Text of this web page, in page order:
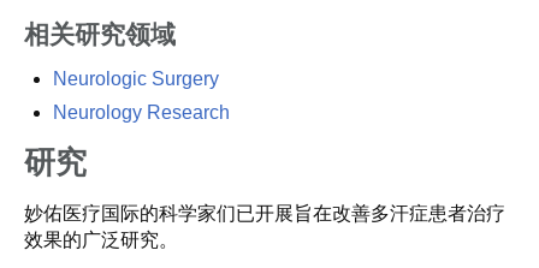
相关研究领域
Neurologic Surgery
Neurology Research
研究
妙佑医疗国际的科学家们已开展旨在改善多汗症患者治疗
效果的广泛研究。